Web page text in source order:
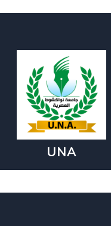
UNA